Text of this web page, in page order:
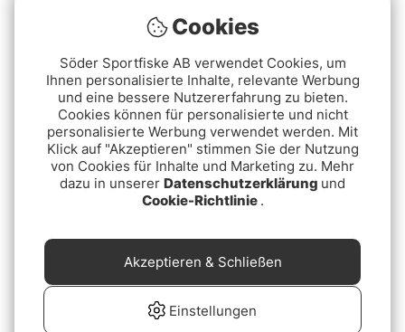
Bewertung:(2)5.0 von 5 Sternen
Daiwa Shogun AGS Spin
Kinetic Target CT
ab €34.90
Cookies
Söder Sportfiske AB verwendet Cookies, um
Ihnen personalisierte Inhalte, relevante Werbung
und eine bessere Nutzererfahrung zu bieten.
Cookies können für personalisierte und nicht
personalisierte Werbung verwendet werden. Mit
Klick auf "Akzeptieren" stimmen Sie der Nutzung
von Cookies für Inhalte und Marketing zu. Mehr
dazu in unserer Datenschutzerklärung und
Cookie-Richtlinie .
Einstellungen
Akzeptieren & Schließen